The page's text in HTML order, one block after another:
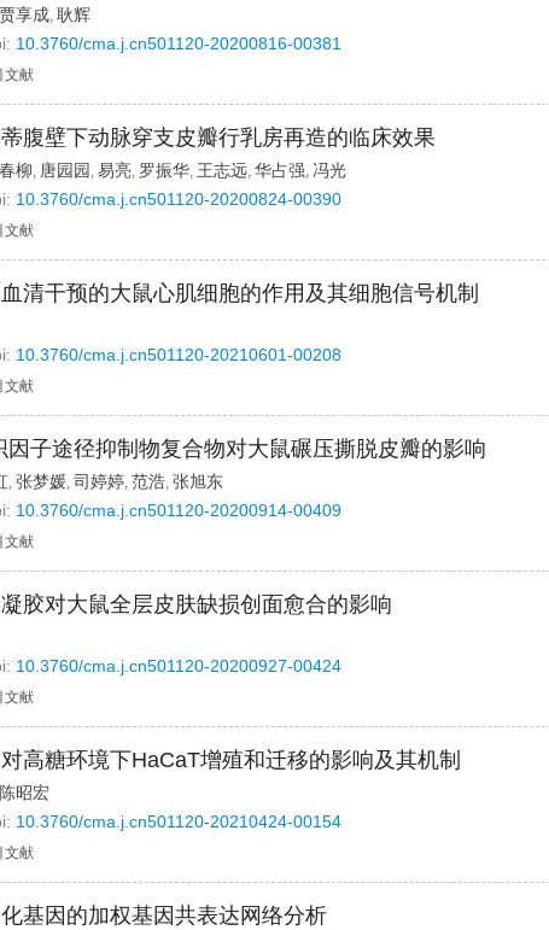
贾享成, 耿辉
10.3760/cma.j.cn501120-20200816-00381
文献
腹壁下动脉穿支皮瓣行乳房再造的临床效果
柳, 唐园园 , 易亮, 罗振华, 王志远, 华占强, 冯光
10.3760/cma.j.cn501120-20200824-00390
文献
清干预的大鼠心肌细胞的作用及其细胞信号机制
10.3760/cma.j.cn501120-20210601-00208
文献
子途径抑制物复合物对大鼠碾压撕脱皮瓣的影响
, 张梦媛, 司婷婷, 范浩, 张旭东
10.3760/cma.j.cn501120-20200914-00409
文献
胶对大鼠全层皮肤缺损创面愈合的影响
10.3760/cma.j.cn501120-20200927-00424
文献
高糖环境下HaCaT增殖和迁移的影响及其机制
陈昭宏
10.3760/cma.j.cn501120-20210424-00154
文献
基因的加权基因共表达网络分析